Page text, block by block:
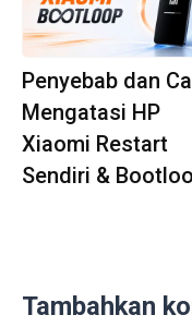
Penyebab dan
Mengatasi HP
Xiaomi Restart
Sendiri &
Tambahkan